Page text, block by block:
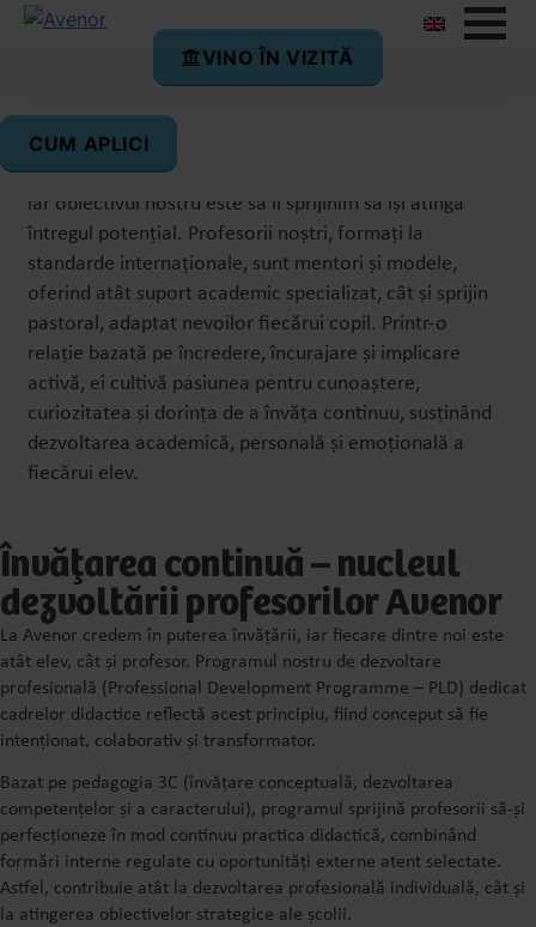
Profesorii Avenor
La Avenor, elevii sunt în centrul procesului educațional,
iar obiectivul nostru este să îi sprijinim să își atingă
întregul potențial. Profesorii noștri, formați la
standarde internaționale, sunt mentori și modele,
oferind atât suport academic specializat, cât și sprijin
pastoral, adaptat nevoilor fiecărui copil. Printr-o
relație bazată pe încredere, încurajare și implicare
activă, ei cultivă pasiunea pentru cunoaștere,
curiozitatea și dorința de a învăța continuu, susținând
dezvoltarea academică, personală și emoțională a
fiecărui elev.
Învățarea continuă – nucleul
dezvoltării profesorilor Avenor
La Avenor credem în puterea învățării, iar fiecare dintre noi este
atât elev, cât și profesor. Programul nostru de dezvoltare
profesională (Professional Development Programme – PLD) dedicat
cadrelor didactice reflectă acest principiu, fiind conceput să fie
intenționat, colaborativ și transformator.
Bazat pe pedagogia 3C (învățare conceptuală, dezvoltarea
competențelor și a caracterului), programul sprijină profesorii să-și
perfecționeze în mod continuu practica didactică, combinând
formări interne regulate cu oportunități externe atent selectate.
Astfel, contribuie atât la dezvoltarea profesională individuală, cât și
la atingerea obiectivelor strategice ale școlii.
VINO ÎN VIZITĂ
CUM APLICI